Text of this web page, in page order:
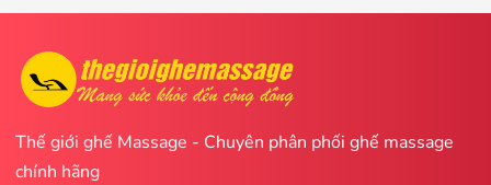
Thế giới ghế Massage - Chuyên phân phối ghế massage
chính hãng